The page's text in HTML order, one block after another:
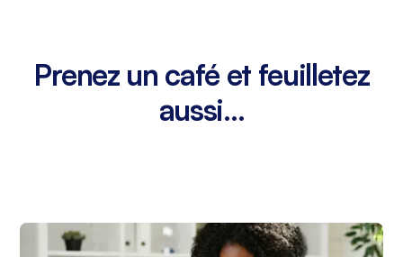
Prenez un café et feuilletez
aussi...